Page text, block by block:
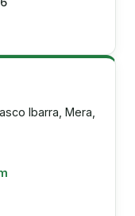
Ibarra, Mera,